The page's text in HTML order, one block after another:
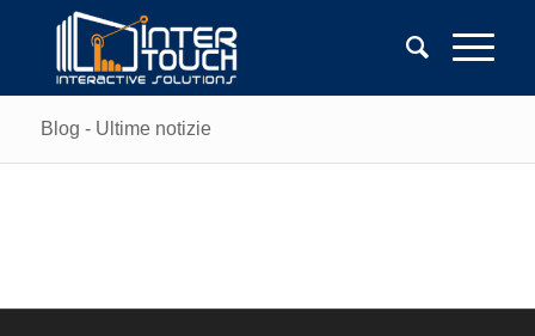
Blog - Ultime notizie